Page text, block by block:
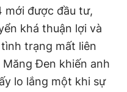
mới được đầu tư,
khá thuận lợi và
trạng mất liên
Đen khiến anh
lo lắng một khi sự